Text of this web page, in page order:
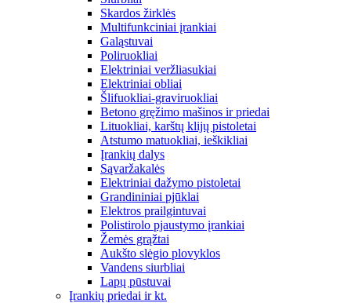
Skardos žirklės
Multifunkciniai įrankiai
Galąstuvai
Poliruokliai
Elektriniai veržliasukiai
Elektriniai obliai
Šlifuokliai-graviruokliai
Betono gręžimo mašinos ir priedai
Lituokliai, karštų klijų pistoletai
Atstumo matuokliai, ieškikliai
Įrankių dalys
Sąvaržakalės
Elektriniai dažymo pistoletai
Grandininiai pjūklai
Elektros prailgintuvai
Polistirolo pjaustymo įrankiai
Žemės grąžtai
Aukšto slėgio plovyklos
Vandens siurbliai
Lapų pūstuvai
Įrankių priedai ir kt.